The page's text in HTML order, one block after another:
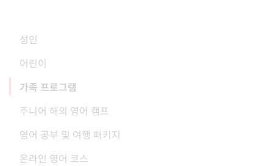
성인
어린이
가족 프로그램
주니어 해외 영어 캠프
영어 공부 및 여행 패키지
온라인 영어 코스